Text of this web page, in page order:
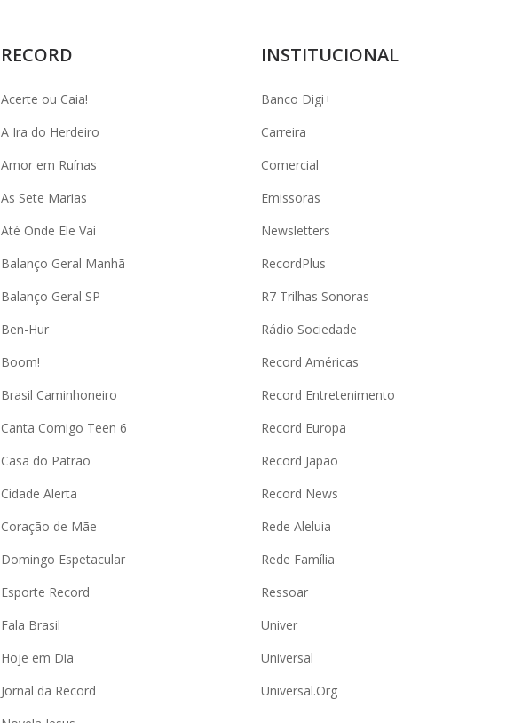
RECORD
Acerte ou Caia!
A Ira do Herdeiro
Amor em Ruínas
As Sete Marias
Até Onde Ele Vai
Balanço Geral Manhã
Balanço Geral SP
Ben-Hur
Boom!
Brasil Caminhoneiro
Canta Comigo Teen 6
Casa do Patrão
Cidade Alerta
Coração de Mãe
Domingo Espetacular
Esporte Record
Fala Brasil
Hoje em Dia
Jornal da Record
INSTITUCIONAL
Banco Digi+
Carreira
Comercial
Emissoras
Newsletters
RecordPlus
R7 Trilhas Sonoras
Rádio Sociedade
Record Américas
Record Entretenimento
Record Europa
Record Japão
Record News
Rede Aleluia
Rede Família
Ressoar
Univer
Universal
Universal.Org